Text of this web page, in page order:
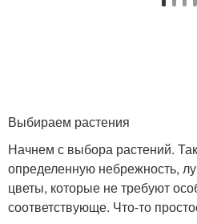
Выбираем растения
Начнем с выбора растений.
определенную небрежность,
цветы, которые не требуют
соответствующе. Что-то